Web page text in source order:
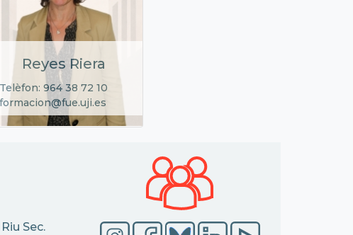
Reyes Riera
Telèfon: 964 38 72 10
formacion@fue.uji.es
Sec.